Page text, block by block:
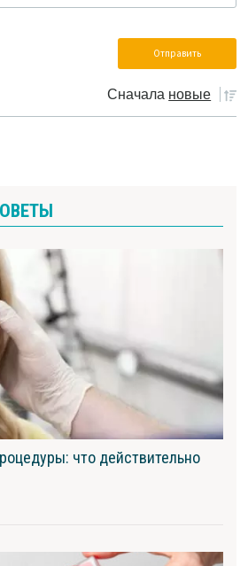
Сначала новые
что действительно